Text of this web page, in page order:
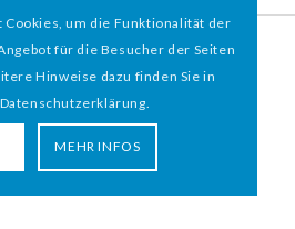
e.V. | WEBDESIGN BY WEBIGAMI
Cookies, um die Funktionalität der
für die Besucher der Seiten
Hinweise dazu finden Sie in
MEHR INFOS